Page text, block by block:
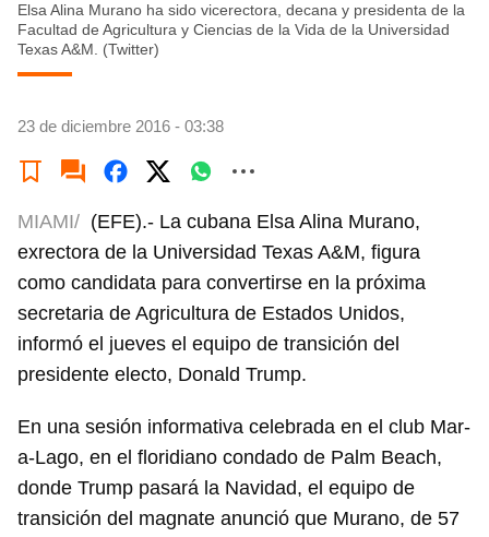
Elsa Alina Murano ha sido vicerectora, decana y presidenta de la
Facultad de Agricultura y Ciencias de la Vida de la Universidad
Texas A&M. (Twitter)
23 de diciembre 2016 - 03:38
MIAMI/ (EFE).- La cubana Elsa Alina Murano,
exrectora de la Universidad Texas A&M, figura
como candidata para convertirse en la próxima
secretaria de Agricultura de Estados Unidos,
informó el jueves el equipo de transición del
presidente electo, Donald Trump.
En una sesión informativa celebrada en el club Mar-
a-Lago, en el floridiano condado de Palm Beach,
donde Trump pasará la Navidad, el equipo de
transición del magnate anunció que Murano, de 57